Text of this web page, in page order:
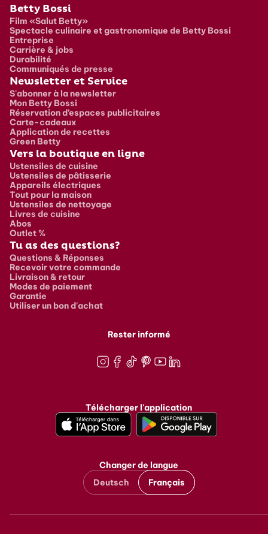
Pied de page
Betty Bossi
Film «Salut Betty»
Spectacle culinaire et gastronomique de Betty Bossi
Entreprise
Carrière & jobs
Durabilité
Communiqués de presse
Newsletter et Service
S'abonner à la newsletter
Mon Betty Bossi
Réservation d’espaces publicitaires
Carte-cadeaux
Application de recettes
Green Betty
Vers la boutique en ligne
Ustensiles de cuisine
Ustensiles de pâtisserie
Appareils électriques
Tout pour la maison
Ustensiles de nettoyage
Livres de cuisine
Abos
Outlet %
Tu as des questions?
Questions & Réponses
Recevoir votre commande
Livraison & retour
Modes de paiement
Garantie
Utiliser un bon d'achat
Rester informé
Télécharger l'application
Changer de langue
Deutsch
Français